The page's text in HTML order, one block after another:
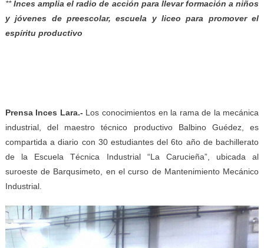
**Inces amplia el radio de acción para llevar formación a niños
y jóvenes de preescolar, escuela y liceo para promover el
espíritu productivo
Prensa Inces Lara.- Los conocimientos en la rama de la mecánica
industrial, del maestro técnico productivo Balbino Guédez, es
compartida a diario con 30 estudiantes del 6to año de bachillerato
de la Escuela Técnica Industrial “La Carucieña”, ubicada al
suroeste de Barqusimeto, en el curso de Mantenimiento Mecánico
Industrial.